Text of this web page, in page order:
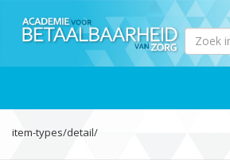
item-types/detail/